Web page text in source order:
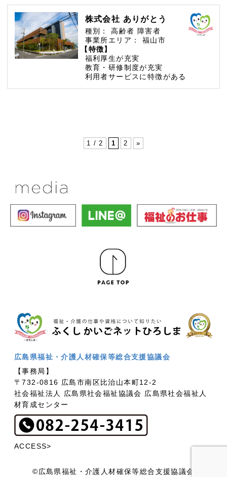
株式会社 ありがとう
種別： 高齢者 障害者
事業所エリア：
福山市
【特徴】
福利厚生が充実
教育・研修制度が充実
利用者サービスに特徴がある
1 / 2 1 2 »
広島県福祉・介護人材確保等総合支援協議会
【事務局】
〒732-0816 広島市南区比治山本町12-2
社会福祉法人 広島県社会福祉協議会 広島県社会福祉人
材育成センター
ACCESS>
©広島県福祉・介護人材確保等総合支援協議会